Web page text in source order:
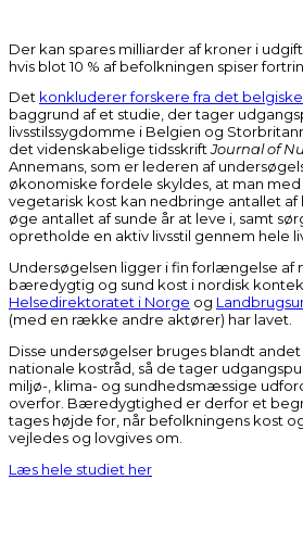
Der kan spares milliarder af kroner i
hvis blot 10 % af befolkningen spiser
Det konkluderer forskere fra det
baggrund af et studie, der tager
livsstilssygdomme i Belgien og
det videnskabelige tidsskriftJournal of
Annemans, som er lederen af
økonomiske fordele skyldes, at man
vegetarisk kost kan nedbringe antallet
øge antallet af sunde år at leve i, samt
opretholde en aktiv livsstil gennem hele
Undersøgelsen ligger i fin forlængelse af
bæredygtig og sund kost i nordisk
Helsedirektoratet i Norge og
(med en række andre aktører) har lavet.
Disse undersøgelser bruges blandt
nationale kostråd, så de tager
miljø-, klima- og sundhedsmæssige
overfor. Bæredygtighed er derfor et
tages højde for, når befolkningens kost
vejledes og lovgives om.
Læs hele studiet her